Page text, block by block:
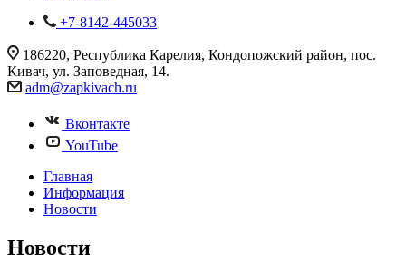
+7-8142-445033
186220, Республика Карелия, Кондопожский район, пос.
Кивач, ул. Заповедная, 14.
adm@zapkivach.ru
Вконтакте
YouTube
Главная
Информация
Новости
Новости